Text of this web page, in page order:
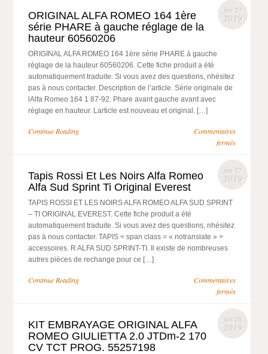
jan 27
2019
ORIGINAL ALFA ROMEO 164 1ère
série PHARE à gauche réglage de la
hauteur 60560206
ORIGINAL ALFA ROMEO 164 1ère série PHARE à gauche
réglage de la hauteur 60560206. Cette fiche produit a été
automatiquement traduite. Si vous avez des questions, nhésitez
pas à nous contacter. Description de l’article. Série originale de
lAlfa Romeo 164 1 87-92. Phare avant gauche avant avec
réglage en hauteur. Larticle est nouveau et original. […]
Continue Reading
Commentaires
fermés
jan 27
2019
Tapis Rossi Et Les Noirs Alfa Romeo
Alfa Sud Sprint Ti Original Everest
TAPIS ROSSI ET LES NOIRS ALFA ROMEO ALFA SUD SPRINT
– TI ORIGINAL EVEREST. Cette fiche produit a été
automatiquement traduite. Si vous avez des questions, nhésitez
pas à nous contacter. TAPIS < span class = « notranslate » >
accessoires. R ALFA SUD SPRINT-TI. Il existe de nombreuses
autres pièces de rechange pour ce […]
Continue Reading
Commentaires
fermés
jan 26
2019
KIT EMBRAYAGE ORIGINAL ALFA
ROMEO GIULIETTA 2.0 JTDm-2 170
CV TCT PROG. 55257198